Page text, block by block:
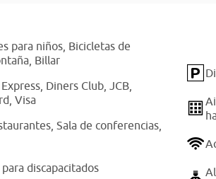
para niños, Bicicletas de
Billar
Diners Club, JCB,
Visa
Sala de conferencias,
discapacitados